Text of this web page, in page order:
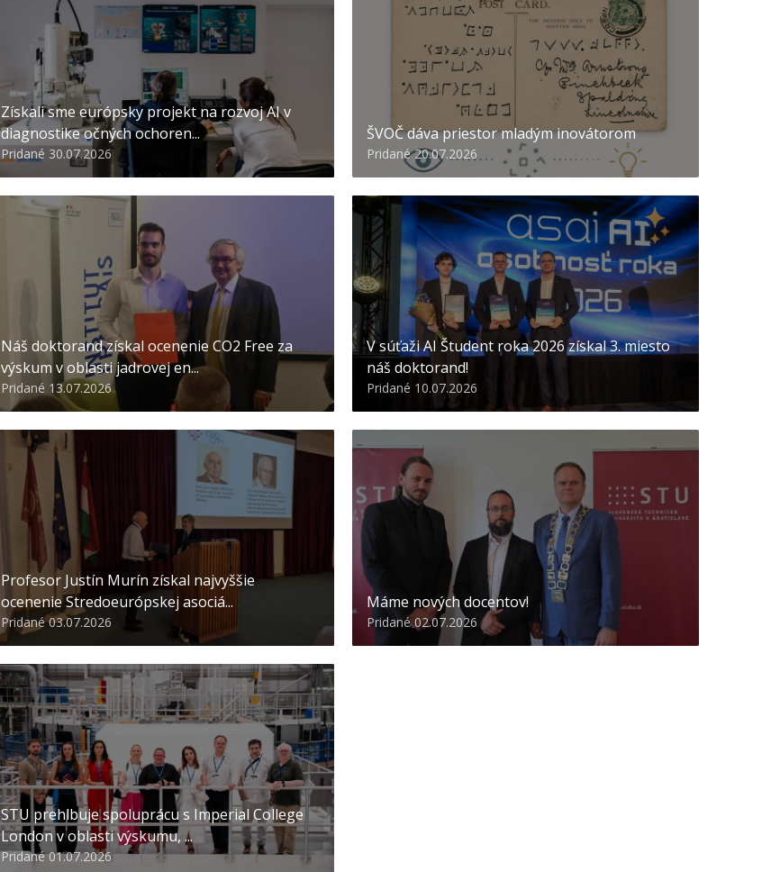
Získali sme európsky projekt na rozvoj AI v
diagnostike očných ochoren...
Pridané 30.07.2026
ŠVOČ dáva priestor mladým inovátorom
Pridané 20.07.2026
Náš doktorand získal ocenenie CO2 Free za
výskum v oblasti jadrovej en...
Pridané 13.07.2026
V súťaži AI Študent roka 2026 získal 3. miesto
náš doktorand!
Pridané 10.07.2026
Profesor Justín Murín získal najvyššie
ocenenie Stredoeurópskej asociá...
Pridané 03.07.2026
Máme nových docentov!
Pridané 02.07.2026
STU prehlbuje spoluprácu s Imperial College
London v oblasti výskumu, ...
Pridané 01.07.2026